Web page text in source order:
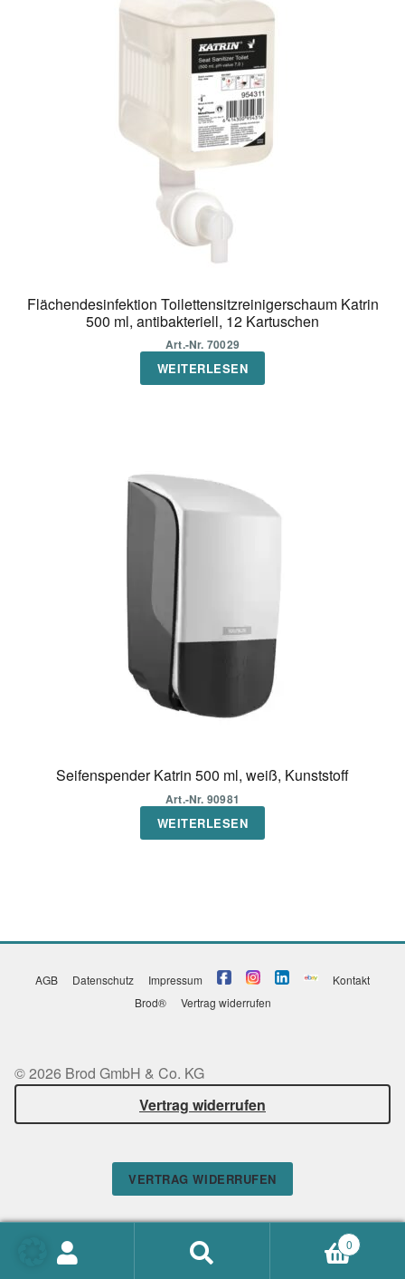
Flächendesinfektion Toilettensitzreinigerschaum Katrin
500 ml, antibakteriell, 12 Kartuschen
Art.-Nr. 70029
WEITERLESEN
Seifenspender Katrin 500 ml, weiß, Kunststoff
Art.-Nr. 90981
WEITERLESEN
AGB Datenschutz Impressum
Kontakt
Brod®
Vertrag widerrufen
© 2026 Brod GmbH & Co. KG
Vertrag widerrufen
VERTRAG WIDERRUFEN
SUCHEN
0